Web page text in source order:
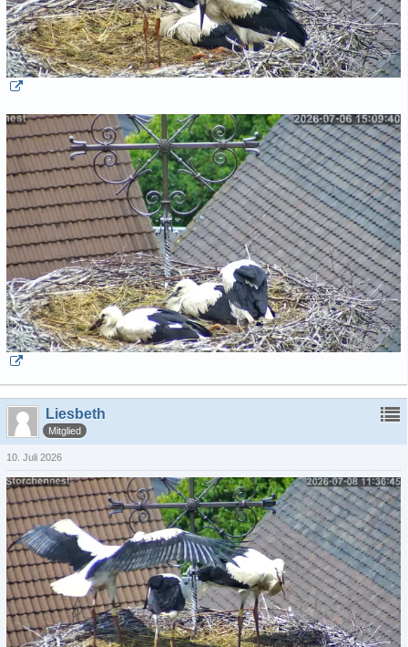
Liesbeth
Mitglied
10. Juli 2026